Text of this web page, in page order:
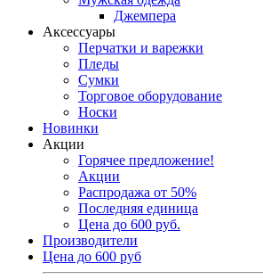
Джемпера
Аксессуары
Перчатки и варежки
Пледы
Сумки
Торговое оборудование
Носки
Новинки
Акции
Горячее предложение!
Акции
Распродажа от 50%
Последняя единица
Цена до 600 руб.
Производители
Цена до 600 руб